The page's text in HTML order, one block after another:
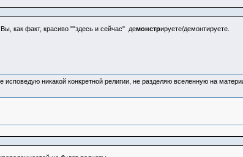
как факт, красиво ""здесь и сейчас" демонстрируете/демонтируете.
исповедую никакой конкретной религии, не разделяю вселенную на